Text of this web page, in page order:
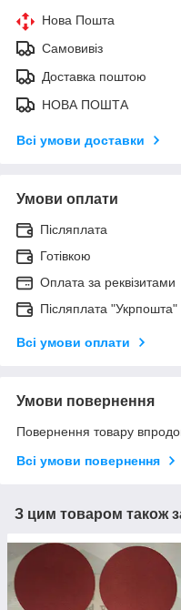
Нова Пошта
Самовивіз
Доставка поштою
НОВА ПОШТА
Всі умови доставки
Умови оплати
Післяплата
Готівкою
Оплата за реквізитами
Післяплата "Укрпошта"
Всі умови оплати
Умови повернення
Повернення товару
Всі умови повернення
З цим товаром також